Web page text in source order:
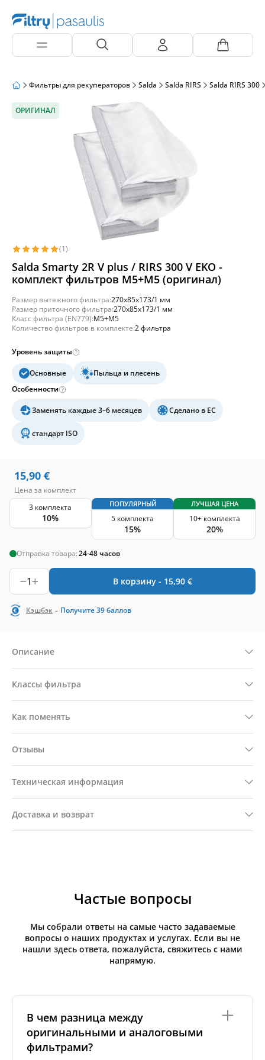
Фильтры для рекуператоров Salda Salda RIRS Salda RIRS 300
ОРИГИНАЛ
(1)
Salda Smarty 2R V plus / RIRS 300 V EKO -
комплект фильтров M5+M5 (оригинал)
Размер вытяжного фильтра:270x85x173/1 мм
Размер приточного фильтра:270x85x173/1 мм
Класс фильтра (EN779):M5+M5
Количество фильтров в комплекте:2 фильтра
Уровень защиты
Основные
Пыльца и плесень
Особенности
Заменять каждые 3–6 месяцев Сделано в ЕС
стандарт ISO
15,90 €
Цена за комплект
3 комплекта
10%
ПОПУЛЯРНЫЙ
5 комплекта
15%
ЛУЧШАЯ ЦЕНА
10+ комплекта
20%
Отправка товара:24-48 часов
1 В корзину - 15,90 €
Кэшбэк - Получите39баллов
Описание
Классы фильтра
Как поменять
Отзывы
Техническая информация
Доставка и возврат
Частые вопросы
Мы собрали ответы на самые часто задаваемые
вопросы о наших продуктах и услугах. Если вы не
нашли здесь ответа, пожалуйста, свяжитесь с нами
напрямую.
В чем разница между
оригинальными и аналоговыми
фильтрами?